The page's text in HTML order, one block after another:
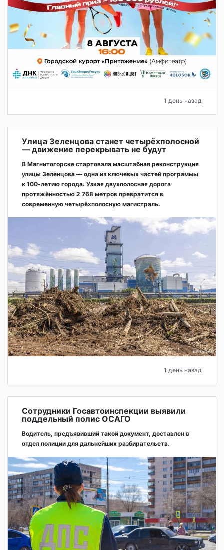
1 день назад
Улица Зеленцова станет четырёхполосной
— движение перекрывать не будут
В Магнитогорске стартовала масштабная реконструкция
улицы Зеленцова — одна из ключевых частей программы
к 100-летию города. Узкая двухполосная дорога
протяжённостью 2 768 метров превратится в
современную четырёхполосную магистраль.
1 день назад
Сотрудники Госавтоинспекции выявили
поддельный полис ОСАГО
Водитель, предъявивший такой документ, доставлен в
отдел полиции для дальнейших разбирательств.